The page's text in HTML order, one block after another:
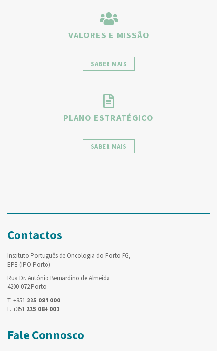
VALORES E MISSÃO
SABER MAIS
PLANO ESTRATÉGICO
SABER MAIS
Contactos
Instituto Português de Oncologia do Porto FG,
EPE (IPO-Porto)
Rua Dr. António Bernardino de Almeida
4200-072 Porto
T. +351 225 084 000
F. +351 225 084 001
Fale Connosco